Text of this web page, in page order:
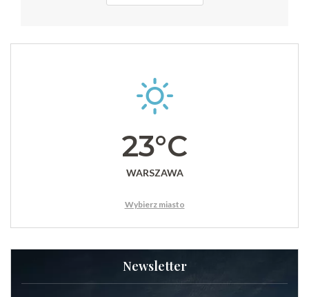
23°C
WARSZAWA
Wybierz miasto
Newsletter